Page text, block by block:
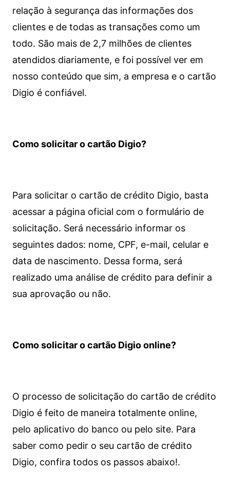
relação à segurança das informações dos
clientes e de todas as transações como um
todo. São mais de 2,7 milhões de clientes
atendidos diariamente, e foi possível ver em
nosso conteúdo que sim, a empresa e o cartão
Digio é confiável.
Como solicitar o cartão Digio?
Para solicitar o cartão de crédito Digio, basta
acessar a página oficial com o formulário de
solicitação. Será necessário informar os
seguintes dados: nome, CPF, e-mail, celular e
data de nascimento. Dessa forma, será
realizado uma análise de crédito para definir a
sua aprovação ou não.
Como solicitar o cartão Digio online?
O processo de solicitação do cartão de crédito
Digio é feito de maneira totalmente online,
pelo aplicativo do banco ou pelo site. Para
saber como pedir o seu cartão de crédito
Digio, confira todos os passos abaixo!.